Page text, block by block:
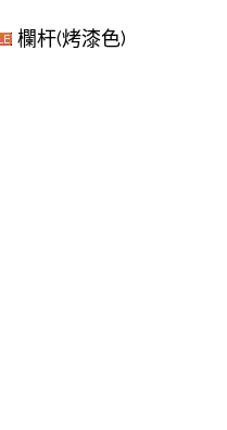
欄杆(烤漆色)